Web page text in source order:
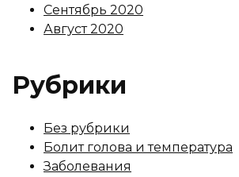
Сентябрь 2020
Август 2020
Рубрики
Без рубрики
Болит голова и температура
Заболевания